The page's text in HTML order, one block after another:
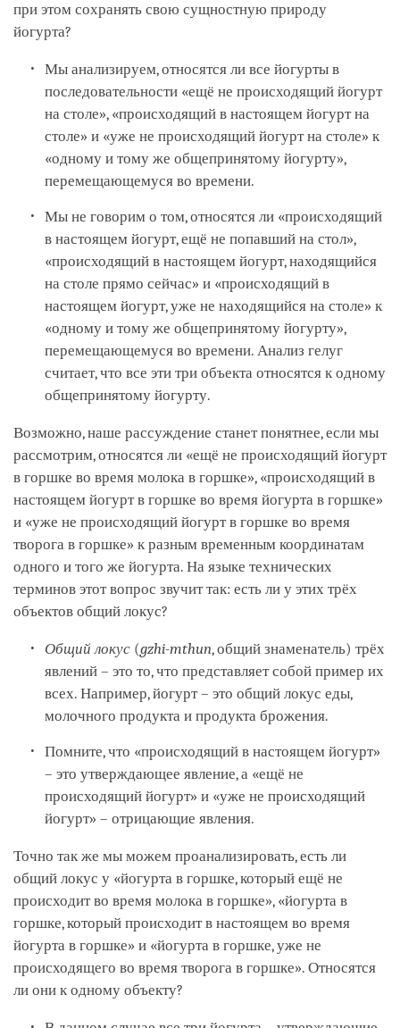
при этом сохранять свою сущностную природу
йогурта?
Мы анализируем, относятся ли все йогурты в
последовательности «ещё не происходящий йогурт
на столе», «происходящий в настоящем йогурт на
столе» и «уже не происходящий йогурт на столе» к
«одному и тому же общепринятому йогурту»,
перемещающемуся во времени.
Мы не говорим о том, относятся ли «происходящий
в настоящем йогурт, ещё не попавший на стол»,
«происходящий в настоящем йогурт, находящийся
на столе прямо сейчас» и «происходящий в
настоящем йогурт, уже не находящийся на столе» к
«одному и тому же общепринятому йогурту»,
перемещающемуся во времени. Анализ гелуг
считает, что все эти три объекта относятся к одному
общепринятому йогурту.
Возможно, наше рассуждение станет понятнее, если мы
рассмотрим, относятся ли «ещё не происходящий йогурт
в горшке во время молока в горшке», «происходящий в
настоящем йогурт в горшке во время йогурта в горшке»
и «уже не происходящий йогурт в горшке во время
творога в горшке» к разным временным координатам
одного и того же йогурта. На языке технических
терминов этот вопрос звучит так: есть ли у этих трёх
объектов общий локус?
Общий локус (gzhi-mthun, общий знаменатель) трёх
явлений – это то, что представляет собой пример их
всех. Например, йогурт – это общий локус еды,
молочного продукта и продукта брожения.
Помните, что «происходящий в настоящем йогурт»
– это утверждающее явление, а «ещё не
происходящий йогурт» и «уже не происходящий
йогурт» – отрицающие явления.
Точно так же мы можем проанализировать, есть ли
общий локус у «йогурта в горшке, который ещё не
происходит во время молока в горшке», «йогурта в
горшке, который происходит в настоящем во время
йогурта в горшке» и «йогурта в горшке, уже не
происходящего во время творога в горшке». Относятся
ли они к одному объекту?